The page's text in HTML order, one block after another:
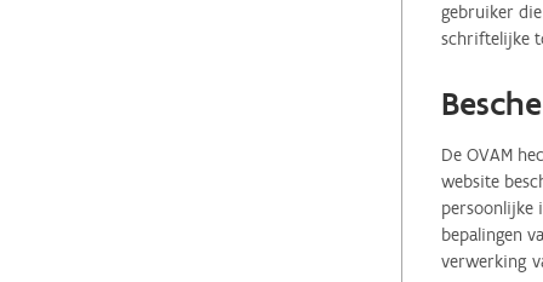
gebruiker
schriftelijke
De OVAM
website
persoonlijke
bepalingen
verwerking